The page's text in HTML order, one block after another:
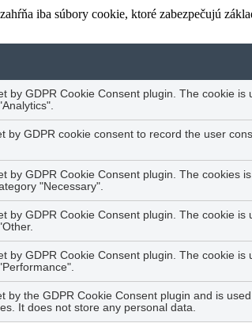
iba súbory cookie, ktoré zabezpečujú
by GDPR Cookie Consent plugin. The cookie
by GDPR cookie consent to record the user
by GDPR Cookie Consent plugin. The cookies
"Necessary".
by GDPR Cookie Consent plugin. The cookie
by GDPR Cookie Consent plugin. The cookie
by the GDPR Cookie Consent plugin and is
It does not store any personal data.